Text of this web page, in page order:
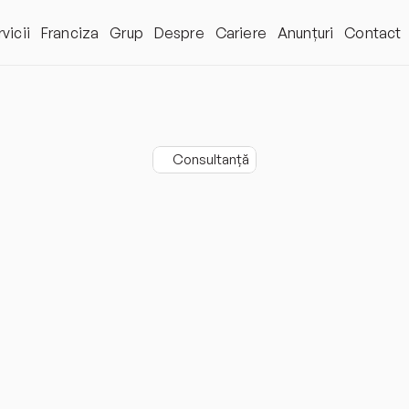
Consultanță
Franciza Grup Despre Cariere Anunțuri Contact